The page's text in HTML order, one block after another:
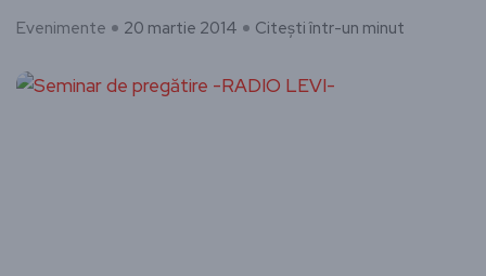
Evenimente 20 martie 2014 Citești într-un minut